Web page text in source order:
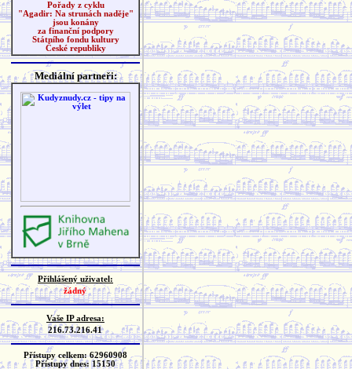
Pořady z cyklu
"Agadir: Na strunách naděje"
jsou konány
za finanční podpory
Státního fondu kultury
České republiky
Mediální partneři:
Přihlášený uživatel:
žádný
Vaše IP adresa:
216.73.216.41
Přístupy celkem: 62960908
Přístupy dnes: 15150